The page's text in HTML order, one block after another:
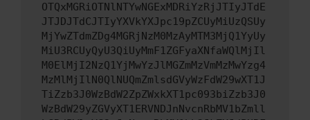
OTQxMGRiOTNlNTYwNGExMDRiYzRjJTIyJTdE
JTJDJTdCJTIyYXVkYXJpc19pZCUyMiUzQSUy
MjYwZTdmZDg4MGRjNzM0MzAyMTM3MjQ1YyUy
MiU3RCUyQyU3QiUyMmF1ZGFyaXNfaWQlMjIl
M0ElMjI2NzQ1YjMwYzJlMGZmMzVmMzMwYzg4
MzMlMjIlN0QlNUQmZmlsdGVyWzFdW29wXT1J
TiZzb3J0WzBdW2ZpZWxkXT1pc093biZzb3J0
WzBdW29yZGVyXT1ERVNDJnNvcnRbMV1bZmll